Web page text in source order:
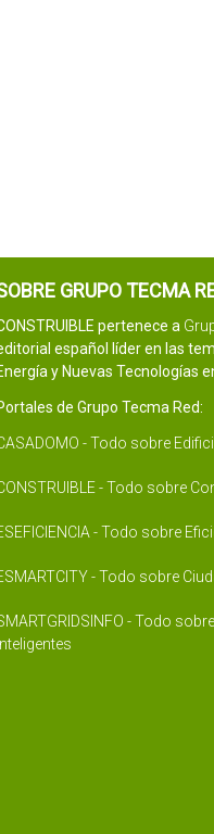
GRUPO TECMA
pertenece a
español líder en las
y Nuevas Tecnologías
de Grupo Tecma Red:
- Todo sobre
- Todo sobre
- Todo sobre
- Todo sobre
- Todo
Inteligentes